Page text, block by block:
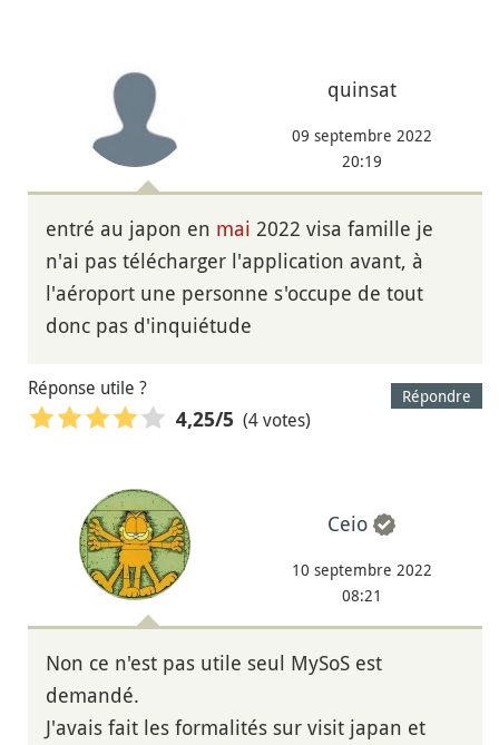
quinsat
09 septembre 2022
20:19
entré au japon en mai 2022 visa famille je
n'ai pas télécharger l'application avant, à
l'aéroport une personne s'occupe de tout
donc pas d'inquiétude
Répondre
Réponse utile ?
4,25/5 (4 votes)
Ceio
10 septembre 2022
08:21
Non ce n'est pas utile seul MySoS est
demandé.
J'avais fait les formalités sur visit japan et